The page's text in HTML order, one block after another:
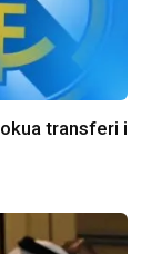
transferi i